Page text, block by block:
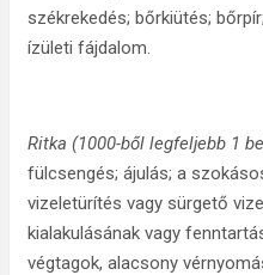
székrekedés; bőrkiütés;
ízületi fájdalom.
Ritka (1000-ből legfeljebb 1
fülcsengés; ájulás; a
vizeletürítés vagy sürgető
kialakulásának vagy
végtagok, alacsony